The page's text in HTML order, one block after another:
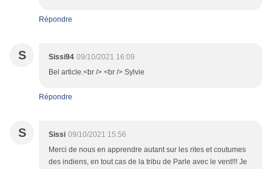
Répondre
S Sissi94 09/10/2021 16:09
Bel article.<br /> <br /> Sylvie
Répondre
S Sissi 09/10/2021 15:56
Merci de nous en apprendre autant sur les rites et coutumes
des indiens, en tout cas de la tribu de Parle avec le vent!!! Je